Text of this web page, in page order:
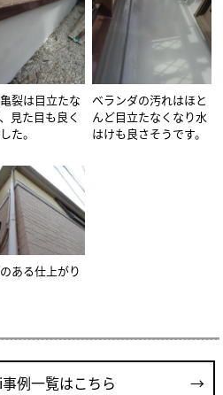
裂は目立たな
見た目も良く
た。
ベランダの汚れはほと
んど目立たなくなり水
はけも良さそうです。
ある仕上がり
例一覧はこちら